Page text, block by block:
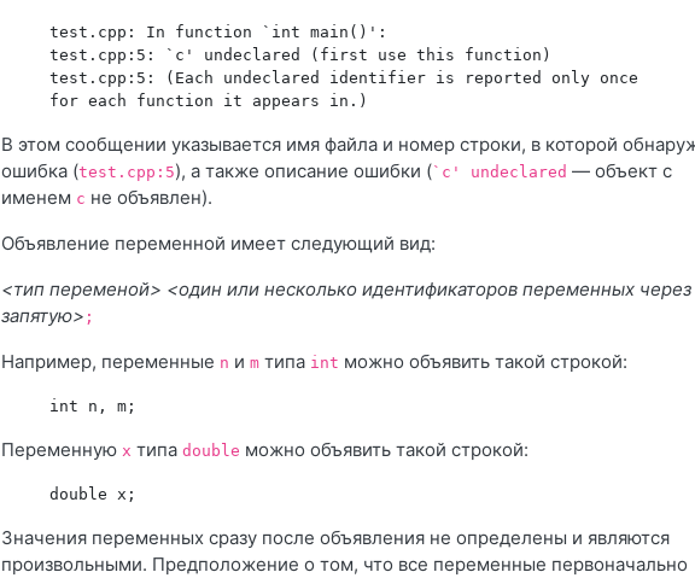
test.cpp: In function `int main()':
test.cpp:5: `c' undeclared (first use this function)
test.cpp:5: (Each undeclared identifier is reported only once
for each function it appears in.)
В этом сообщении указывается имя файла и номер строки, в которой
ошибка (test.cpp:5), а также описание ошибки (`c' undeclared — объект с
именем c не объявлен).
Объявление переменной имеет следующий вид:
<тип переменой> <один или несколько идентификаторов переменных через
запятую> ;
Например, переменные n и m типа int можно объявить такой строкой:
Переменную x типа double можно объявить такой строкой:
Значения переменных сразу после объявления не определены и являются
произвольными. Предположение о том, что все переменные первоначально